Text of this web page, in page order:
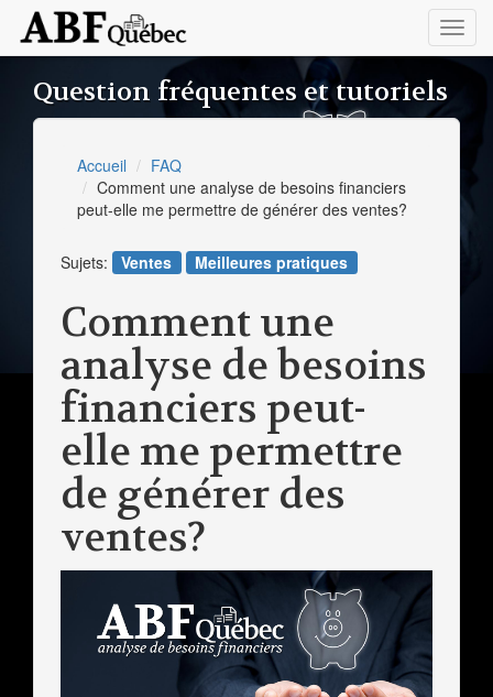
Question fréquentes et tutoriels
Accueil
FAQ
Comment une analyse de besoins financiers
peut-elle me permettre de générer des ventes?
Sujets: Ventes Meilleures pratiques
Comment une
analyse de besoins
financiers peut-
elle me permettre
de générer des
ventes?